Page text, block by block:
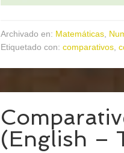
Archivado en: Matemáticas
Etiquetado con: comparativos
(English –